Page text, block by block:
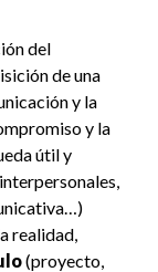
del
de una
y la
y la
útil y
realidad,
(proyecto,